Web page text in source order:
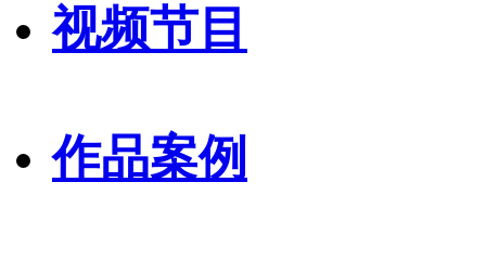
视频节目
作品案例